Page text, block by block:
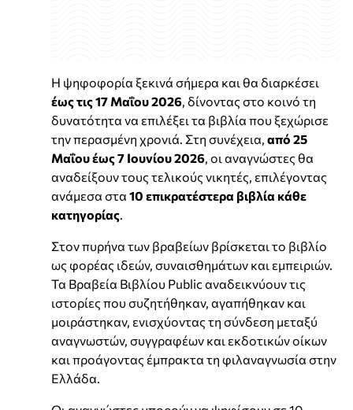
Η ψηφοφορία ξεκινά σήμερα και θα διαρκέσει
έως τις 17 Μαΐου 2026, δίνοντας στο κοινό τη
δυνατότητα να επιλέξει τα βιβλία που ξεχώρισε
την περασμένη χρονιά. Στη συνέχεια, από 25
Μαΐου έως 7 Ιουνίου2026, οι αναγνώστες θα
αναδείξουν τους τελικούς νικητές, επιλέγοντας
ανάμεσα στα 10 επικρατέστερα βιβλία κάθε
κατηγορίας.
Στον πυρήνα των βραβείων βρίσκεται το βιβλίο
ως φορέας ιδεών, συναισθημάτων και εμπειριών.
Τα Βραβεία Βιβλίου Public αναδεικνύουν τις
ιστορίες που συζητήθηκαν, αγαπήθηκαν και
μοιράστηκαν, ενισχύοντας τη σύνδεση μεταξύ
αναγνωστών, συγγραφέων και εκδοτικών οίκων
και προάγοντας έμπρακτα τη φιλαναγνωσία στην
Ελλάδα.